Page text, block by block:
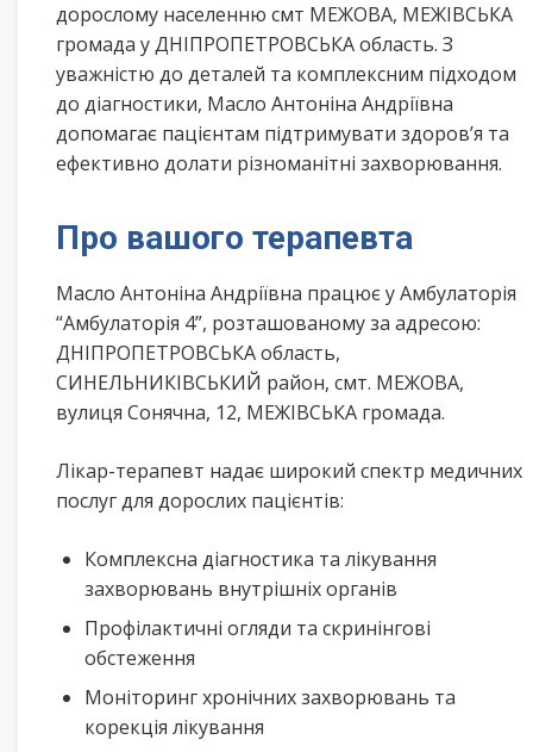
дорослому населенню смт МЕЖОВА, МЕЖІВСЬКА
громада у ДНІПРОПЕТРОВСЬКА область. З
уважністю до деталей та комплексним підходом
до діагностики, Масло Антоніна Андріївна
допомагає пацієнтам підтримувати здоров’я та
ефективно долати різноманітні захворювання.
Про вашого терапевта
Масло Антоніна Андріївна працює у Амбулаторія
“Амбулаторія 4”, розташованому за адресою:
ДНІПРОПЕТРОВСЬКА область,
СИНЕЛЬНИКІВСЬКИЙ район, смт. МЕЖОВА,
вулиця Сонячна, 12, МЕЖІВСЬКА громада.
Лікар-терапевт надає широкий спектр медичних
послуг для дорослих пацієнтів:
Комплексна діагностика та лікування
захворювань внутрішніх органів
Профілактичні огляди та скринінгові
обстеження
Моніторинг хронічних захворювань та
корекція лікування